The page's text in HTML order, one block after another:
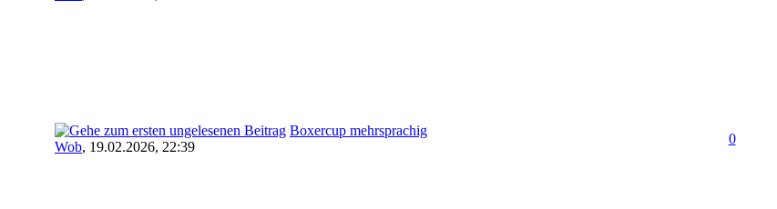
Boxercup mehrsprachig
Wob, 19.02.2026, 22:39
0